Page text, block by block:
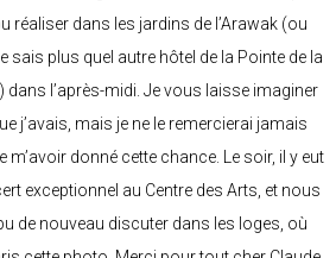
réaliser dans les jardins de l’Arawak (ou
sais plus quel autre hôtel de la Pointe de la
dans l’après-midi. Je vous laisse imaginer
j’avais, mais je ne le remercierai jamais
m’avoir donné cette chance. Le soir, il y eut
exceptionnel au Centre des Arts, et nous
de nouveau discuter dans les loges, où